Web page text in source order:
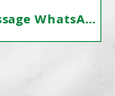
Me Contacter - message WhatsApp